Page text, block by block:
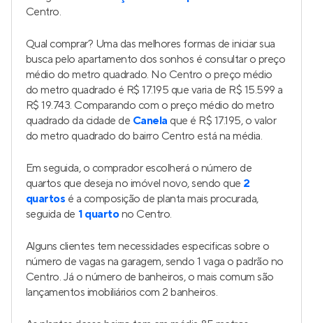
Centro.
Qual comprar? Uma das melhores formas de iniciar sua
busca pelo apartamento dos sonhos é consultar o preço
médio do metro quadrado. No Centro o preço médio
do metro quadrado é R$ 17.195 que varia de R$ 15.599 a
R$ 19.743. Comparando com o preço médio do metro
quadrado da cidade de Canela que é R$ 17.195, o valor
do metro quadrado do bairro Centro está na média.
Em seguida, o comprador escolherá o número de
quartos que deseja no imóvel novo, sendo que 2
quartos é a composição de planta mais procurada,
seguida de 1 quartono Centro.
Alguns clientes tem necessidades especificas sobre o
número de vagas na garagem, sendo 1 vaga o padrão no
Centro. Já o número de banheiros, o mais comum são
lançamentos imobiliários com 2 banheiros.